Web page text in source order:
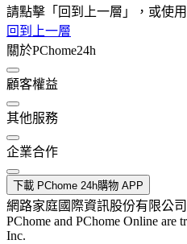
請點擊「回到上一層」，或使
回到上一層
關於PChome24h
顧客權益
其他服務
企業合作
下載 PChome 24h購物 APP
網路家庭國際資訊股份有限公
PChome and PChome Online are
Inc.